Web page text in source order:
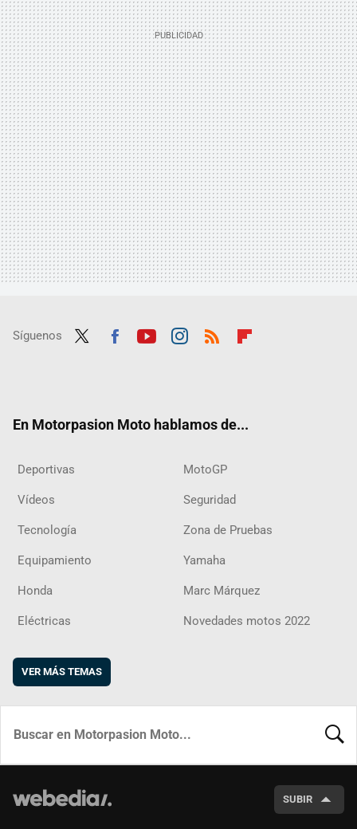
Síguenos
En Motorpasion Moto hablamos de...
Deportivas MotoGP
Vídeos Seguridad
Tecnología Zona de Pruebas
Equipamiento Yamaha
Honda Marc Márquez
Eléctricas Novedades motos 2022
VER MÁS TEMAS
SUBIR